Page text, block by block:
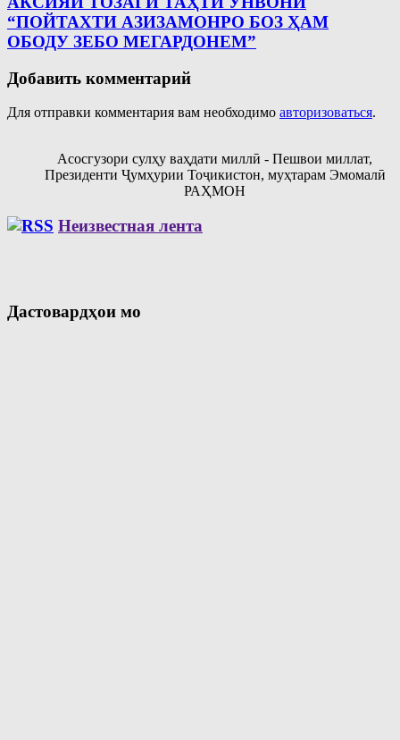
“ПОЙТАХТИ АЗИЗАМОНРО БОЗ ҲАМ
ОБОДУ ЗЕБО МЕГАРДОНЕМ”
Добавить комментарий
Для отправки комментария вам необходимо авторизоваться.
Асосгузори сулҳу ваҳдати миллӣ - Пешвои миллат,
Президенти Ҷумҳурии Тоҷикистон, муҳтарам Эмомалӣ
РАҲМОН
Неизвестная лента
Дастовардҳои мо